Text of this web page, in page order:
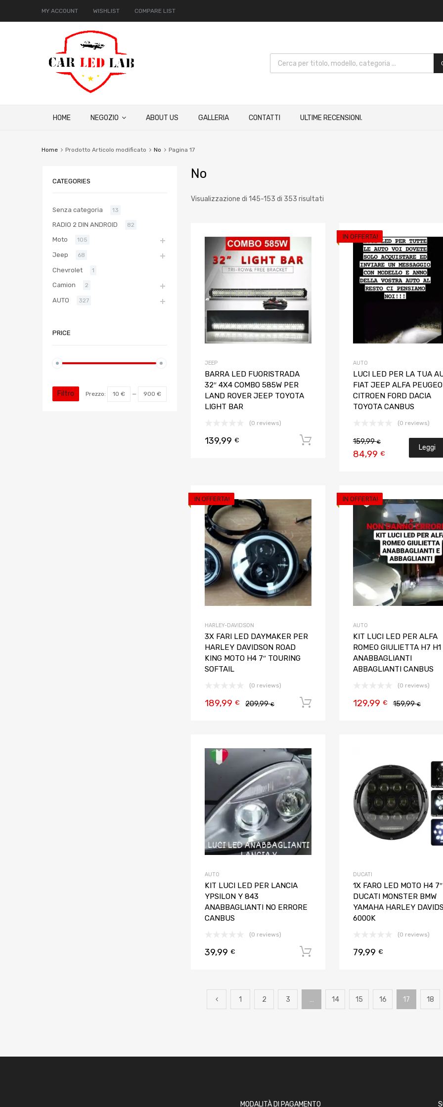
MY ACCOUNT WISHLIST COMPARE LIST
HOME NEGOZIO ABOUT US GALLERIA CONTATTI ULTIME RECENSIONI.
Home Prodotto Articolo modificato No Pagina 17
No
Visualizzazione di 145-153 di 353 risultati
Aggiungi ai preferiti
Aggiungi al confronto
JEEP
BARRA LED FUORISTRADA
32″ 4X4 COMBO 585W PER
LAND ROVER JEEP TOYOTA
LIGHT BAR
(0 reviews)
139,99 € Aggiungi al carrello
IN OFFERTA!
AUTO
LUCI LED PER LA TUA
FIAT JEEP ALFA
CITROEN FORD DACIA
TOYOTA CANBUS
(0 reviews)
159,99€
84,99 €
Leggi
IN OFFERTA!
Aggiungi ai preferiti
HARLEY-DAVIDSON
3X FARI LED DAYMAKER PER
HARLEY DAVIDSON ROAD
KING MOTO H4 7″ TOURING
SOFTAIL
(0 reviews)
209,99€
189,99 € Aggiungi al carrello
IN OFFERTA!
AUTO
KIT LUCI LED PER ALFA
ROMEO GIULIETTA H7 H1
ANABBAGLIANTI
ABBAGLIANTI CANBUS
(0 reviews)
159,99€
129,99 €
Aggiungi al confronto
AUTO
KIT LUCI LED PER LANCIA
YPSILON Y 843
ANABBAGLIANTI NO ERRORE
CANBUS
(0 reviews)
39,99 € Aggiungi al carrello
DUCATI
1X FARO LED MOTO H4
DUCATI MONSTER BMW
YAMAHA HARLEY
6000K
(0 reviews)
79,99 €
1 2 3 … 14 15 16 17 18
CATEGORIES
Senza categoria 13
RADIO 2 DIN ANDROID 82
Moto 105
Jeep 68
Chevrolet 1
Camion 2
AUTO 327
PRICE
Filtro Prezzo: 10 € — 900 €
MODALITÀ DI PAGAMENTO